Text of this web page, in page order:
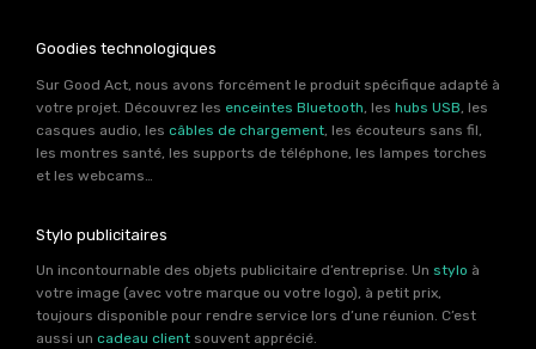
Goodies technologiques
Sur Good Act, nous avons forcément le produit spécifique adapté à
votre projet. Découvrez les enceintes Bluetooth , les hubs USB , les
casques audio, les câbles de chargement , les écouteurs sans fil,
les montres santé, les supports de téléphone, les lampes torches
et les webcams…
Stylo publicitaires
Un incontournable des objets publicitaire d’entreprise. Un stylo à
votre image (avec votre marque ou votre logo), à petit prix,
toujours disponible pour rendre service lors d’une réunion. C’est
aussi un cadeau client souvent apprécié.